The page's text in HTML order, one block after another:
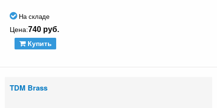
На складе
Цена:740 руб.
Купить
TDM Brass